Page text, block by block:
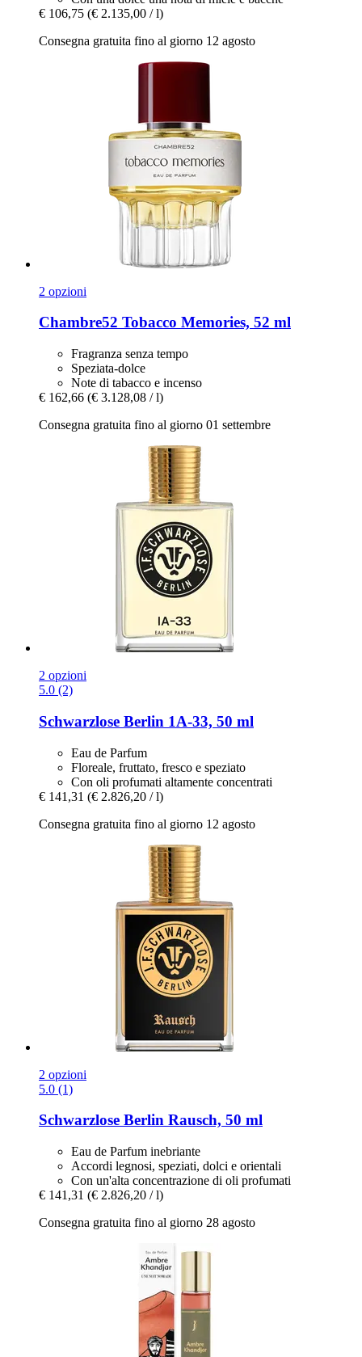
€ 106,75 (€ 2.135,00 / l)
Consegna gratuita fino al giorno 12 agosto
2 opzioni
Chambre52 Tobacco Memories, 52 ml
Fragranza senza tempo
Speziata-dolce
Note di tabacco e incenso
€ 162,66 (€ 3.128,08 / l)
Consegna gratuita fino al giorno 01 settembre
2 opzioni
5.0 (2)
Schwarzlose Berlin 1A-​33, 50 ml
Eau de Parfum
Floreale, fruttato, fresco e speziato
Con oli profumati altamente concentrati
€ 141,31 (€ 2.826,20 / l)
Consegna gratuita fino al giorno 12 agosto
2 opzioni
5.0 (1)
Schwarzlose Berlin Rausch, 50 ml
Eau de Parfum inebriante
Accordi legnosi, speziati, dolci e orientali
Con un'alta concentrazione di oli profumati
€ 141,31 (€ 2.826,20 / l)
Consegna gratuita fino al giorno 28 agosto